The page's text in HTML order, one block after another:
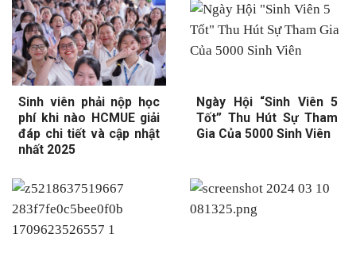
Sinh viên phải nộp học
phí khi nào HCMUE giải
đáp chi tiết và cập nhật
nhất 2025
Ngày Hội “Sinh Viên 5
Tốt” Thu Hút Sự Tham
Gia Của 5000 Sinh Viên